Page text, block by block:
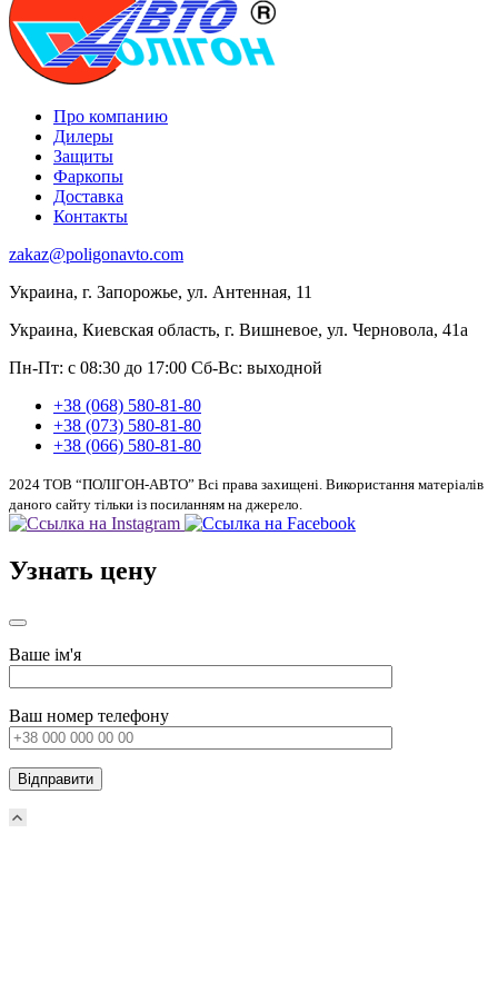
Про компанию
Дилеры
Защиты
Фаркопы
Доставка
Контакты
zakaz@poligonavto.com
Украина, г. Запорожье, ул. Антенная, 11
Украина, Киевская область, г. Вишневое, ул. Черновола, 41а
Пн-Пт: с 08:30 до 17:00 Сб-Вс: выходной
+38 (068) 580-81-80
+38 (073) 580-81-80
+38 (066) 580-81-80
2024 ТОВ “ПОЛІГОН-АВТО” Всі права захищені. Використання матеріалів
даного сайту тільки із посиланням на джерело.
Узнать цену
Ваше ім'я
Ваш номер телефону